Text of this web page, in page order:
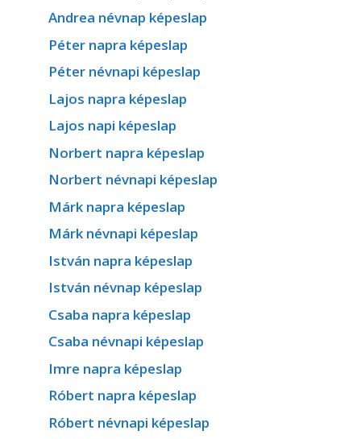
Andrea névnap képeslap
Péter napra képeslap
Péter névnapi képeslap
Lajos napra képeslap
Lajos napi képeslap
Norbert napra képeslap
Norbert névnapi képeslap
Márk napra képeslap
Márk névnapi képeslap
István napra képeslap
István névnap képeslap
Csaba napra képeslap
Csaba névnapi képeslap
Imre napra képeslap
Róbert napra képeslap
Róbert névnapi képeslap